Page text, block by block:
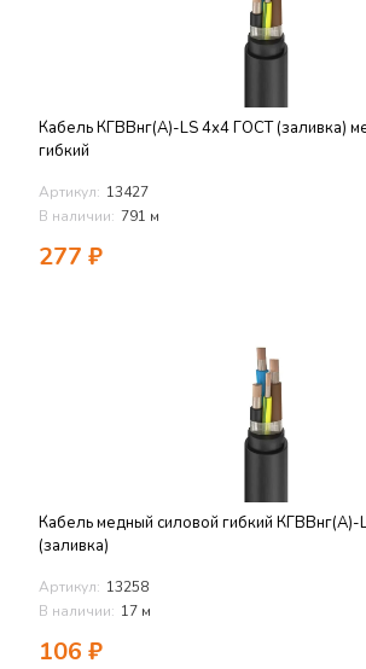
Кабель КГВВнг(А)-LS 4х4 ГОСТ (заливка)
гибкий
Артикул: 13427
В наличии: 791 м
277 ₽
Кабель медный силовой гибкий
(заливка)
Артикул: 13258
В наличии: 17 м
106 ₽